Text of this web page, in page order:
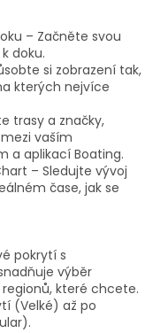
– Začněte svou
doku.
si zobrazení tak,
kterých nejvíce
trasy a značky,
vaším
a aplikací Boating.
– Sledujte vývoj
čase, jak se
pokrytí s
výběr
které chcete.
(Velké) až po